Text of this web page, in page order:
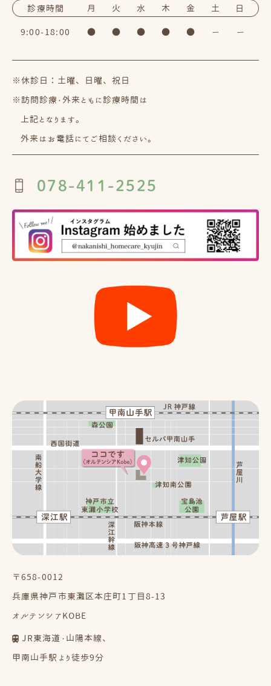
診療時間 月 火 水 木 金 土 日
9:00-18:00 ● ● ● ● ● ー ー
※休診日：土曜、日曜、祝日
※訪問診療・外来ともに診療時間は
上記となります。
外来はお電話にてご相談ください。
078-411-2525
〒658-0012
兵庫県神戸市東灘区本庄町1丁目8-13
オルテンシアKOBE
JR東海道・山陽本線、
甲南山手駅より徒歩9分